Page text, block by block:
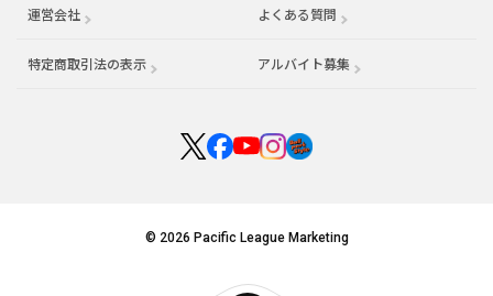
運営会社 （別ウィンドウで開く） よくある質問
特定商取引法の表示 アルバイト募集 （別ウィンドウで開く
© 2026 Pacific League Marketing